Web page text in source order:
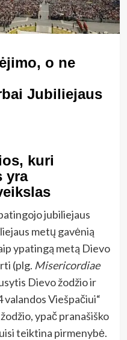
o ne
Jubiliejaus
kuri
yra
jubiliejaus
metų gavėnią
ypatingą metą Dievo
(plg. Misericordiae
Dievo žodžio ir
Viešpačiui“
ypač pranašiško
teiktina pirmenybė.